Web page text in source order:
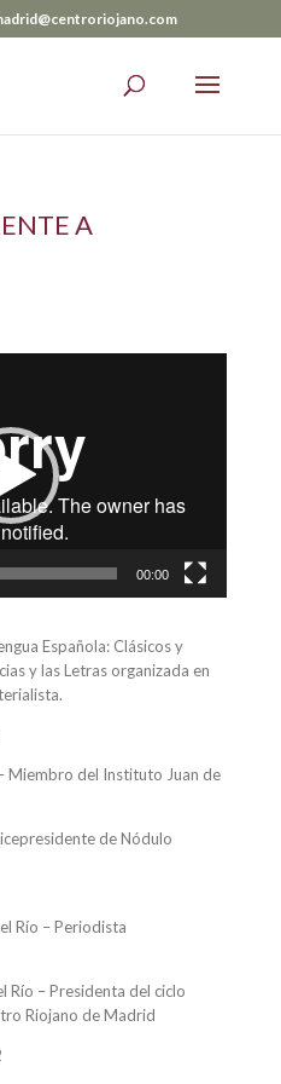
A
00:00
Española: Clásicos y
y las Letras organizada en
Miembro del Instituto Juan de
de Nódulo
Río – Periodista
Río – Presidenta del ciclo
Riojano de Madrid